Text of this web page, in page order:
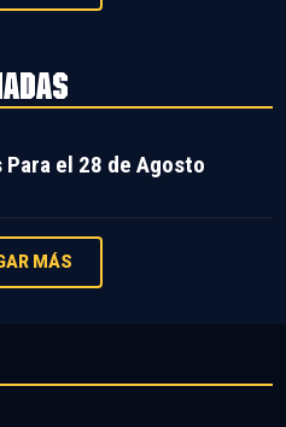
el 28 de Agosto
MÁS